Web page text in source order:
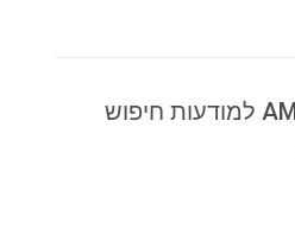
שימוש במהירות של AMP למודעות חיפוש